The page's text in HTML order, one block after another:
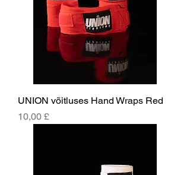
UNION võitluses Hand Wraps Red
Price
10,00 £